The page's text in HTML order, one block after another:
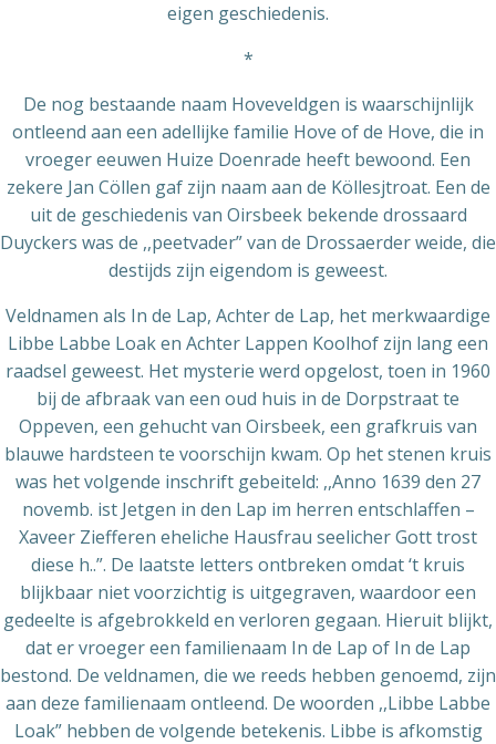
eigen geschiedenis.
*
De nog bestaande naam Hoveveldgen is waarschijnlijk
ontleend aan een adellijke familie Hove of de Hove, die in
vroeger eeuwen Huize Doenrade heeft bewoond. Een
zekere Jan Cöllen gaf zijn naam aan de Köllesjtroat. Een de
uit de geschiedenis van Oirsbeek bekende drossaard
Duyckers was de ,,peetvader” van de Drossaerder weide, die
destijds zijn eigendom is geweest.
Veldnamen als In de Lap, Achter de Lap, het merkwaardige
Libbe Labbe Loak en Achter Lappen Koolhof zijn lang een
raadsel geweest. Het mysterie werd opgelost, toen in 1960
bij de afbraak van een oud huis in de Dorpstraat te
Oppeven, een gehucht van Oirsbeek, een grafkruis van
blauwe hardsteen te voorschijn kwam. Op het stenen kruis
was het volgende inschrift gebeiteld: ,,Anno 1639 den 27
novemb. ist Jetgen in den Lap im herren entschlaffen –
Xaveer Ziefferen eheliche Hausfrau seelicher Gott trost
diese h..”. De laatste letters ontbreken omdat ‘t kruis
blijkbaar niet voorzichtig is uitgegraven, waardoor een
gedeelte is afgebrokkeld en verloren gegaan. Hieruit blijkt,
dat er vroeger een familienaam In de Lap of In de Lap
bestond. De veldnamen, die we reeds hebben genoemd, zijn
aan deze familienaam ontleend. De woorden ,,Libbe Labbe
Loak” hebben de volgende betekenis. Libbe is afkomstig